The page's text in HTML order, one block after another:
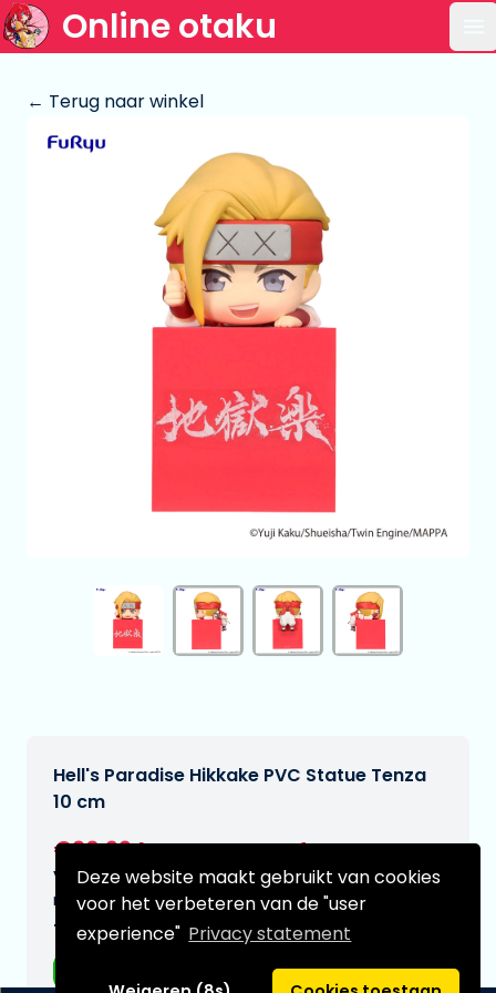
Deze website maakt gebruikt van cookies
voor het verbeteren van de "user
experience" Privacy statement
Online otaku
← Terug naar winkel
Hell's Paradise Hikkake PVC Statue Tenza
10 cm
€20,99
Verwachtte leverdatum:
n.v.t.
Type: